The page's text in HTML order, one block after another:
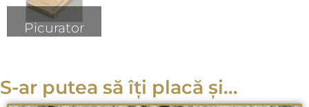
Picurator
S-ar putea să îți placă și...